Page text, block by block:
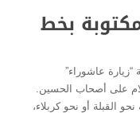
مكتوبة بخط
“زيارة عاشوراء”
على أصحاب الحسين.
القبلة أو نحو كربلاء،